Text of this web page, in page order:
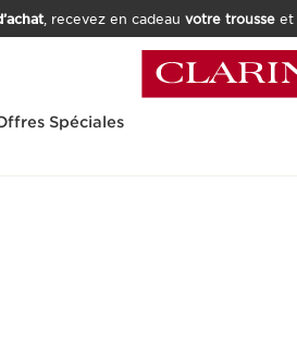
, recevez en cadeau votre trousseet
Spéciales